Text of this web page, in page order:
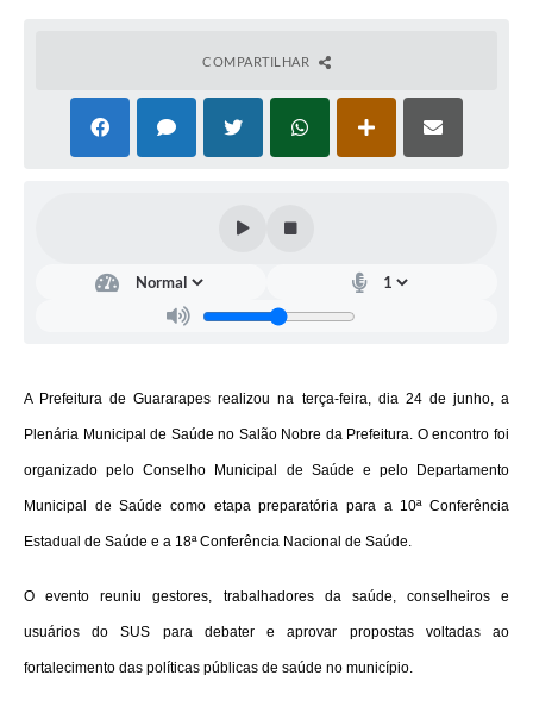
COMPARTILHAR
A Prefeitura de Guararapes realizou na terça-feira, dia 24 de junho, a
Plenária Municipal de Saúde no Salão Nobre da Prefeitura. O encontro foi
organizado pelo Conselho Municipal de Saúde e pelo Departamento
Municipal de Saúde como etapa preparatória para a 10ª Conferência
Estadual de Saúde e a 18ª Conferência Nacional de Saúde.
O evento reuniu gestores, trabalhadores da saúde, conselheiros e
usuários do SUS para debater e aprovar propostas voltadas ao
fortalecimento das políticas públicas de saúde no município.